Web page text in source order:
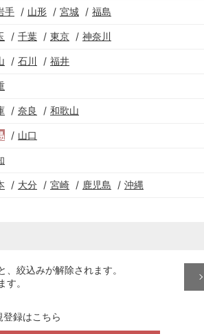
手 山形 宮城 福島
千葉 東京 神奈川
石川 福井
奈良 和歌山
山口
大分 宮崎 鹿児島 沖縄
絞込みが解除されます。
。
登録はこちら